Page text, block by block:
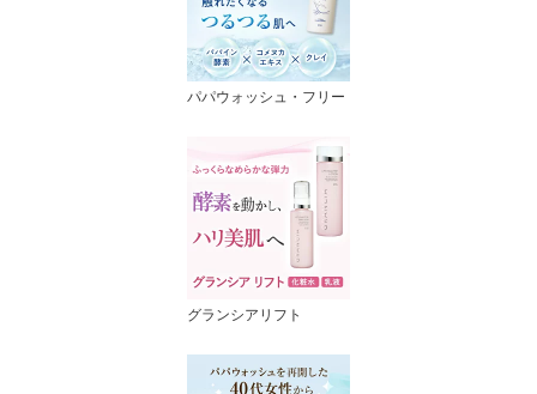
パパウォッシュ・フリー
グランシアリフト